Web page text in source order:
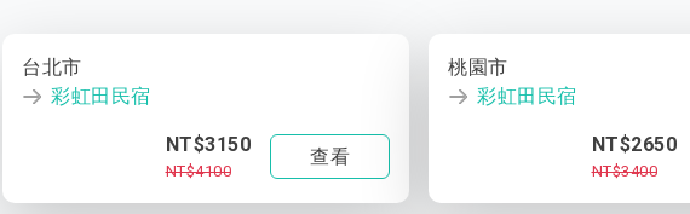
台北市
彩虹田民宿
NT$3150
NT$4100
查看
桃園市
彩虹田民宿
NT$2650
NT$3400